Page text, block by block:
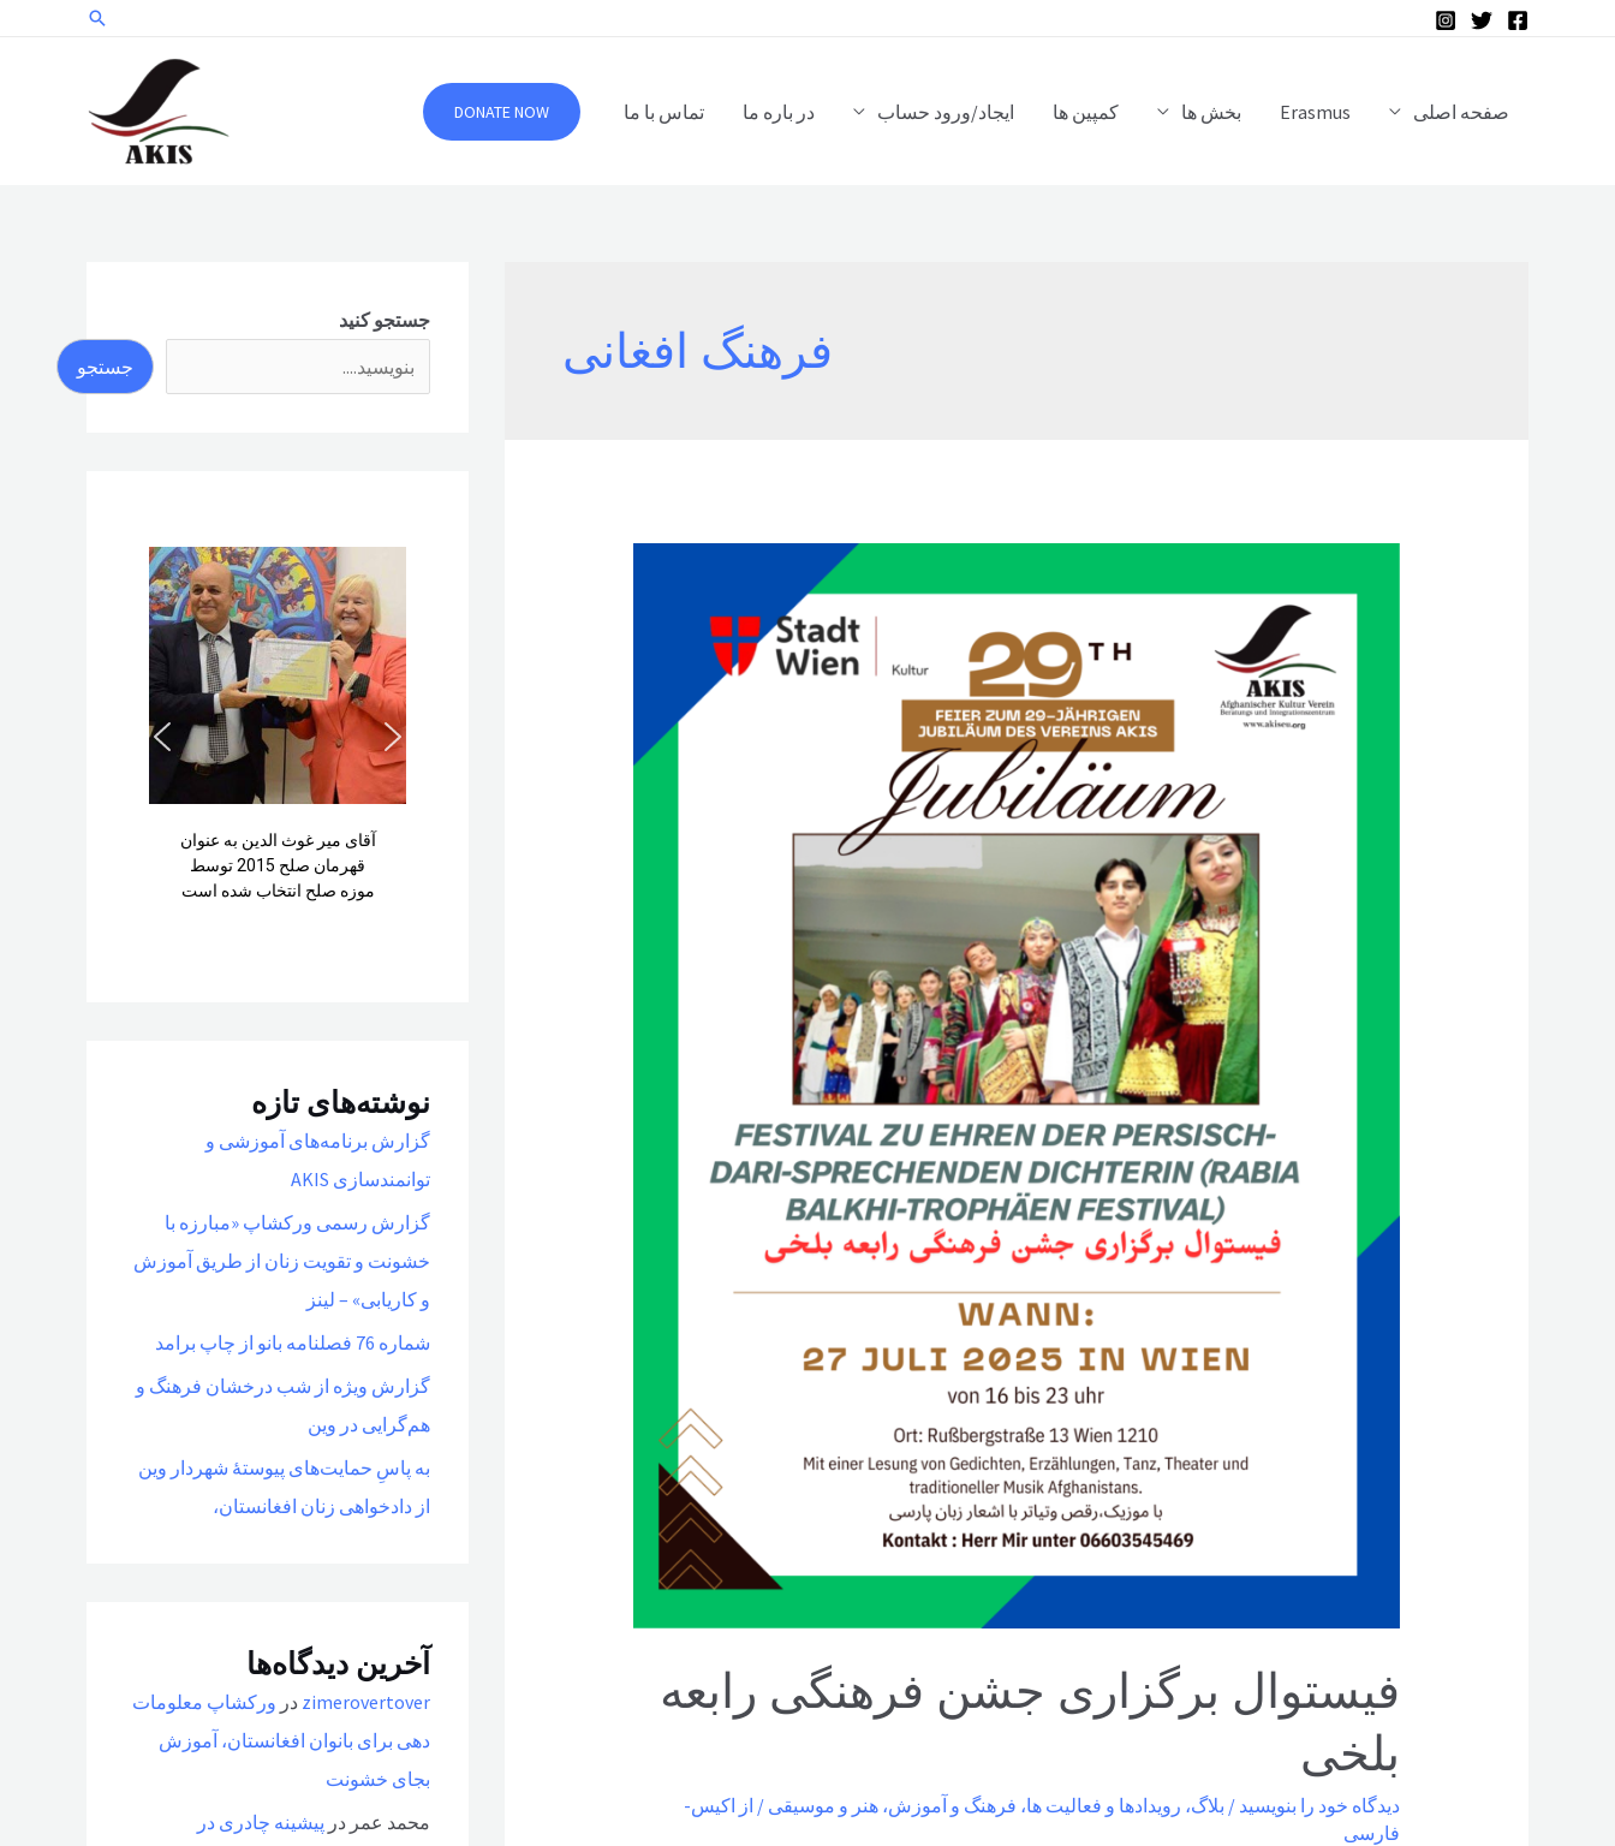
جستجو
صفحه اصلی Erasmus بخش ها کمپین ها ایجاد/ورود حساب در باره ما تماس با ما DONATE NOW
فرهنگ افغانی
فیستوال برگزاری جشن فرهنگی رابعه
بلخی
دیدگاه‌ خود را بنویسید / بلاگ، رویدادها و فعالیت ها، فرهنگ و آموزش، هنر و موسیقی / از اکیس-
فارسی
جستجو کنید
جستجو
آقای میر غوث الدین به عنوان
قهرمان صلح 2015 توسط
موزه صلح انتخاب شده است
نوشته‌های تازه
گزارش برنامه‌های آموزشی و
توانمندسازی AKIS
گزارش رسمی ورکشاپ «مبارزه با
خشونت و تقویت زنان از طریق آموزش
و کاریابی» – لینز
شماره 76 فصلنامه بانو از چاپ برامد
گزارش ویژه از شب درخشان فرهنگ و
هم‌گرایی در وین
به پاسِ حمایت‌های پیوستهٔ شهردار وین
از دادخواهی زنان افغانستان،
آخرین دیدگاه‌ها
zimerovertover در ورکشاپ معلومات
دهی برای بانوان افغانستان، آموزش
بجای خشونت
محمد عمر در پیشینه چادری در